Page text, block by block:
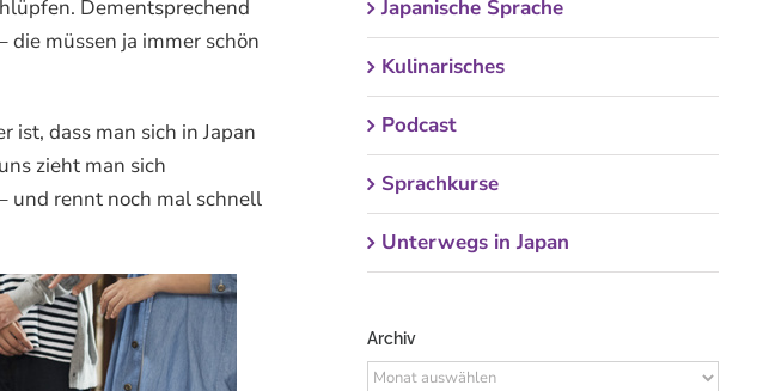
Dementsprechend
die müssen ja immer schön
ist, dass man sich in Japan
zieht man sich
und rennt noch mal schnell
Japanische Sprache
Kulinarisches
Podcast
Sprachkurse
Unterwegs in Japan
Archiv
Archiv